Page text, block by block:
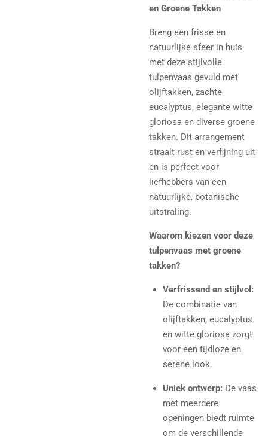
en Groene Takken
Breng een frisse en
natuurlijke sfeer in huis
met deze stijlvolle
tulpenvaas gevuld met
olijftakken, zachte
eucalyptus, elegante witte
gloriosa en diverse groene
takken. Dit arrangement
straalt rust en verfijning uit
en is perfect voor
liefhebbers van een
natuurlijke, botanische
uitstraling.
Waarom kiezen voor deze
tulpenvaas met groene
takken?
Verfrissend en stijlvol:
De combinatie van
olijftakken, eucalyptus
en witte gloriosa zorgt
voor een tijdloze en
serene look.
Uniek ontwerp:De vaas
met meerdere
openingen biedt ruimte
om de verschillende